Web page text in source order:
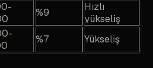
%9
Hızlı
yükseliş
%7 Yükseliş